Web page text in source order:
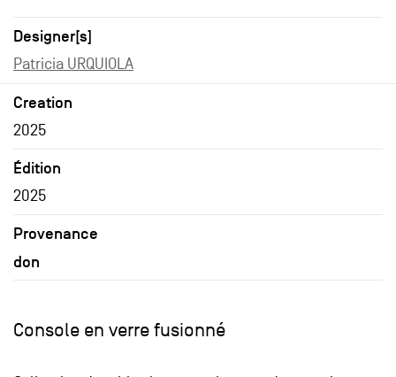
Designer[s]
Patricia URQUIOLA
Creation
2025
Édition
2025
Provenance
don
Console en verre fusionné